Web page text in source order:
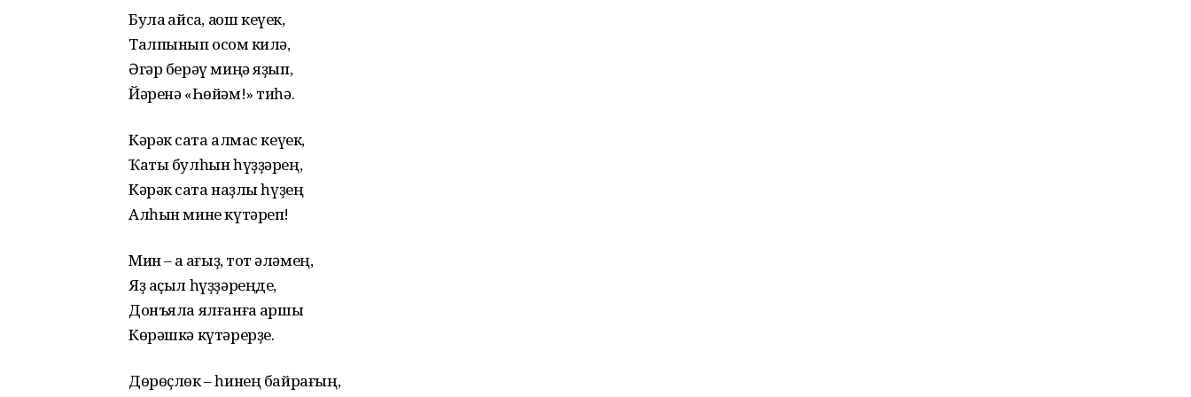
Була ҡайсаҡ, аҡҡош кеүек,
Талпынып осҡом килә,
Әгәр берәү миңә яҙып,
Йәренә «Һөйәм!» тиһә.
Кәрәк саҡта алмас кеүек,
Ҡаты булһын һүҙҙәрең,
Кәрәк саҡта наҙлы һүҙең
Алһын мине күтәреп!
Мин – аҡ ҡағыҙ, тот ҡәләмең,
Яҙ аҫыл һүҙҙәреңде,
Донъяла ялғанға ҡаршы
Көрәшкә күтәрерҙе.
Дөрөҫлөк – һинең байрағың,